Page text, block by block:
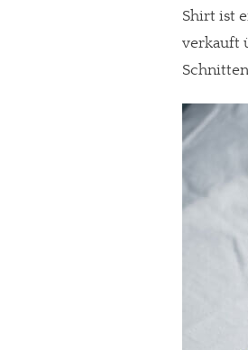
Dir
Solltest
Shirt ist
verkauft